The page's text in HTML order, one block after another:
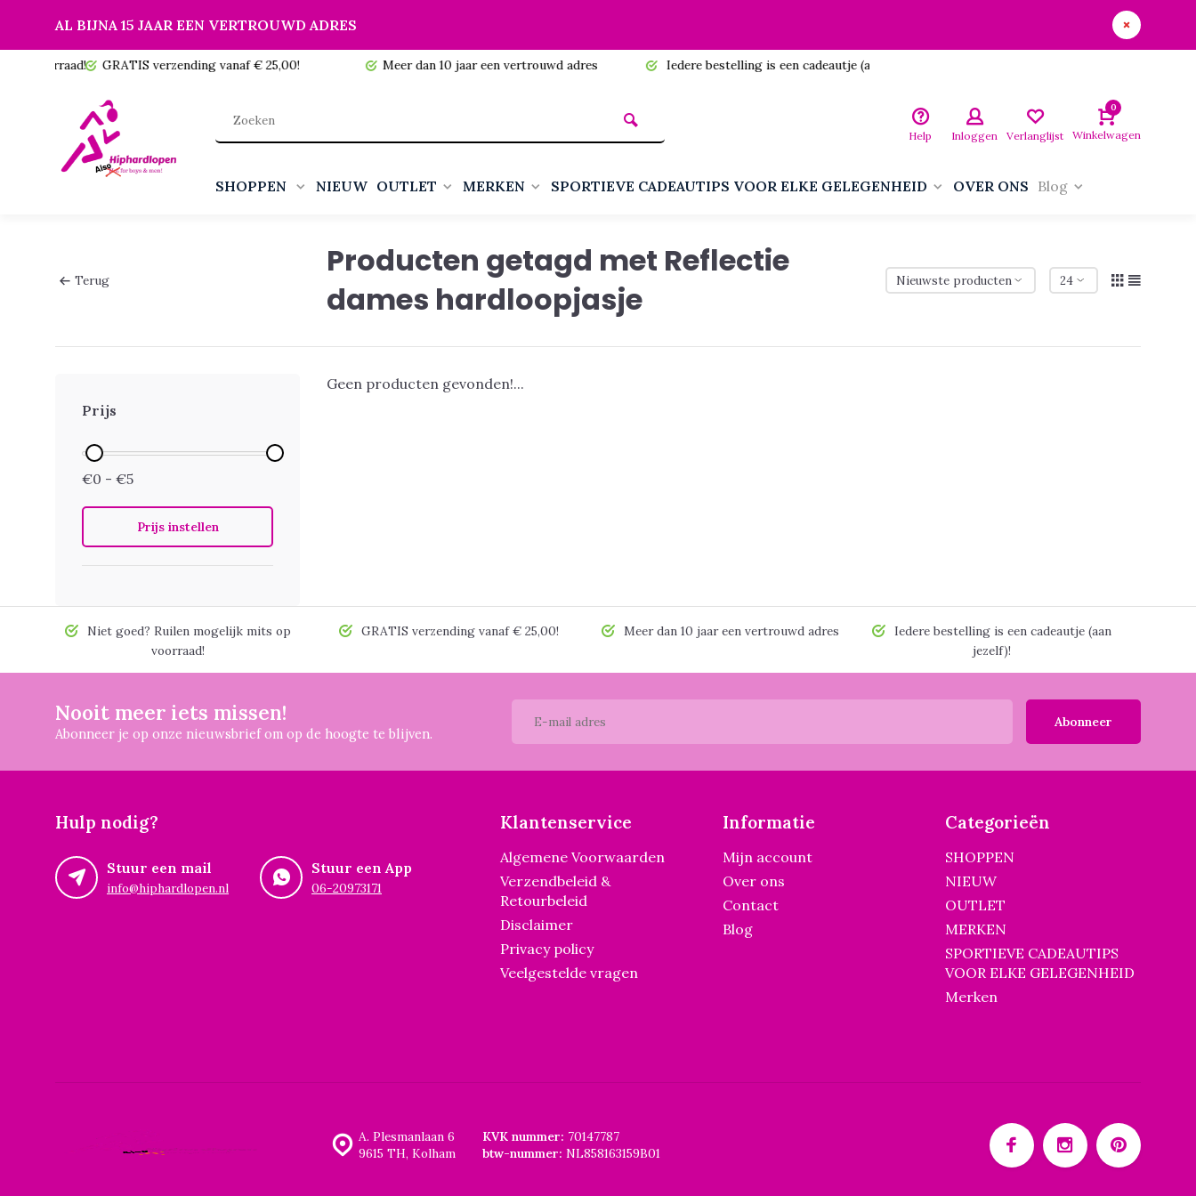
AL BIJNA 15 JAAR EEN VERTROUWD ADRES
GRATIS verzending vanaf € 25,00! Meer dan 10 jaar een vertrouwd adres Iedere bestelling is een cadeautje (aan jezelf)!
Help Inloggen Verlanglijst
0
Winkelwagen
SHOPPEN NIEUW OUTLET MERKEN SPORTIEVE CADEAUTIPS VOOR ELKE GELEGENHEID OVER ONS Blog
Terug
Producten getagd met Reflectie
dames hardloopjasje
Prijs
€0 - €5
Prijs instellen
Geen producten gevonden!...
Niet goed? Ruilen mogelijk mits op
voorraad!
GRATIS verzending vanaf € 25,00! Meer dan 10 jaar een vertrouwd adres
Iedere bestelling is een cadeautje (aan
jezelf)!
Nooit meer iets missen!
Abonneer je op onze nieuwsbrief om op de hoogte te blijven.
Abonneer
Hulp nodig?
Stuur een mail
info@hiphardlopen.nl
Stuur een App
06-20973171
Klantenservice
Algemene Voorwaarden
Verzendbeleid &
Retourbeleid
Disclaimer
Privacy policy
Veelgestelde vragen
Informatie
Mijn account
Over ons
Contact
Blog
Categorieën
SHOPPEN
NIEUW
OUTLET
MERKEN
SPORTIEVE CADEAUTIPS
VOOR ELKE GELEGENHEID
Merken
A. Plesmanlaan 6
9615 TH, Kolham
KVK nummer: 70147787
btw-nummer: NL858163159B01